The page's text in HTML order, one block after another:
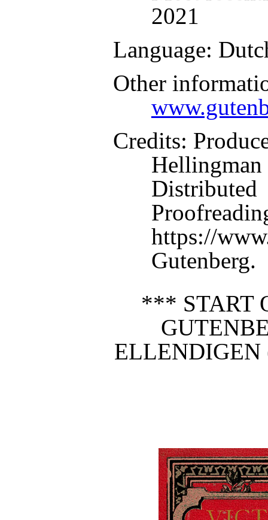
2021
Language:
Other
Credits:
Hellingman
Distributed
https://
Gutenberg.
*** START